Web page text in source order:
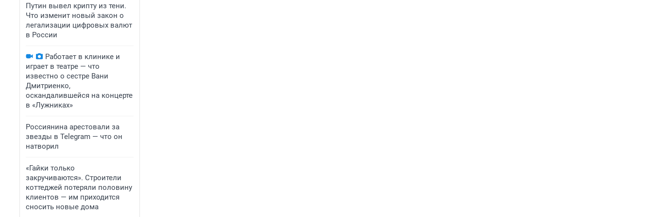
Путин вывел крипту из тени.
Что изменит новый закон о
легализации цифровых валют
в России
Работает в клинике и
играет в театре — что
известно о сестре Вани
Дмитриенко,
оскандалившейся на концерте
в «Лужниках»
Россиянина арестовали за
звезды в Telegram — что он
натворил
«Гайки только
закручиваются». Строители
коттеджей потеряли половину
клиентов — им приходится
сносить новые дома